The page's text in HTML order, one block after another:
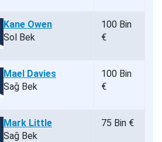
Kane Owen
Sol Bek
100 Bin
€
Mael Davies
Sağ Bek
100 Bin
€
Mark Little
Sağ Bek
75 Bin €